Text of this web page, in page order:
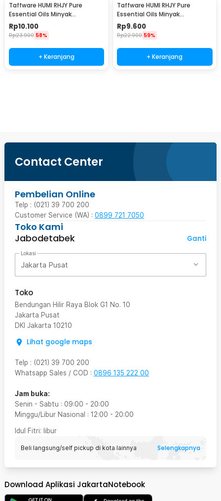
Taffware HUMI RHJY Pure
Essential Oils Minyak
Aromatherapy 10ml
Peppermint - RH-15
Rp10.100
Rp23.900 58%
+ Keranjang
Taffware HUMI RHJY Pure
Essential Oils Minyak
Aromatherapy 10ml Lavender -
RH-15
Rp9.600
Rp22.900 59%
+ Keranjang
Contact Center
Pembelian Online
Telp : (021) 39 700 200
Customer Service (WA) : 0899 721 7050
Toko Kami
Jabodetabek
Ganti
Lokasi
Jakarta Pusat
Toko
Bendungan Hilir Raya Blok G1 No. 10
Jakarta Pusat
DKI Jakarta 10210
Lihat google maps
Telp : (021) 39 700 200
Whatsapp Sales / COD : 0896 135 222 00
Jam buka:
Senin - Sabtu : 09:00 - 20:00
Minggu/Libur Nasional : 12:00 - 20:00
Idul Fitri: libur
Beli langsung/self pickup di kota lainnya Selengkapnya
Download Aplikasi JakartaNotebook